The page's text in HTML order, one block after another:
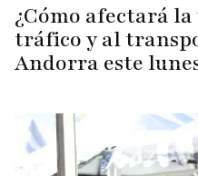
¿Cómo afectará
tráfico y al
Andorra este